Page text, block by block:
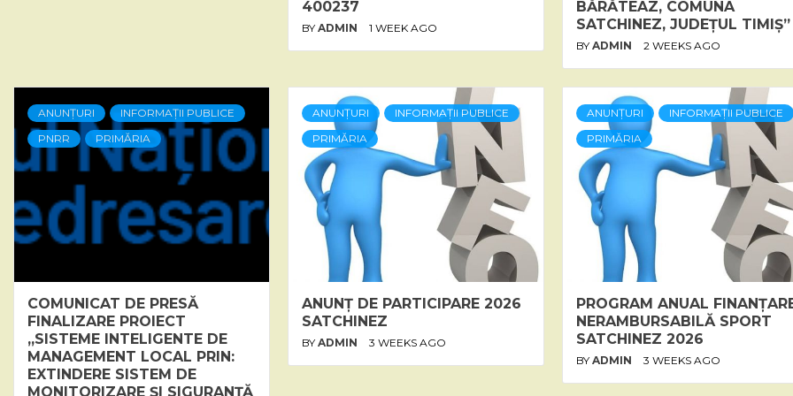
400237
BY ADMIN 1 WEEK AGO
BĂRĂTEAZ, COMUNA
SATCHINEZ, JUDEȚUL TIMIȘ”
BY ADMIN 2 WEEKS AGO
ANUNȚURI
INFORMAȚII PUBLICE
PNRR
PRIMĂRIA
COMUNICAT DE PRESĂ
FINALIZARE PROIECT
„SISTEME INTELIGENTE DE
MANAGEMENT LOCAL PRIN:
EXTINDERE SISTEM DE
MONITORIZARE ȘI SIGURANȚĂ
ANUNȚURI
INFORMAȚII PUBLICE
PRIMĂRIA
ANUNȚ DE PARTICIPARE 2026
SATCHINEZ
BY ADMIN 3 WEEKS AGO
ANUNȚURI
INFORMAȚII PUBLICE
PRIMĂRIA
PROGRAM ANUAL
NERAMBURSABILĂ SPORT
SATCHINEZ 2026
BY ADMIN 3 WEEKS AGO